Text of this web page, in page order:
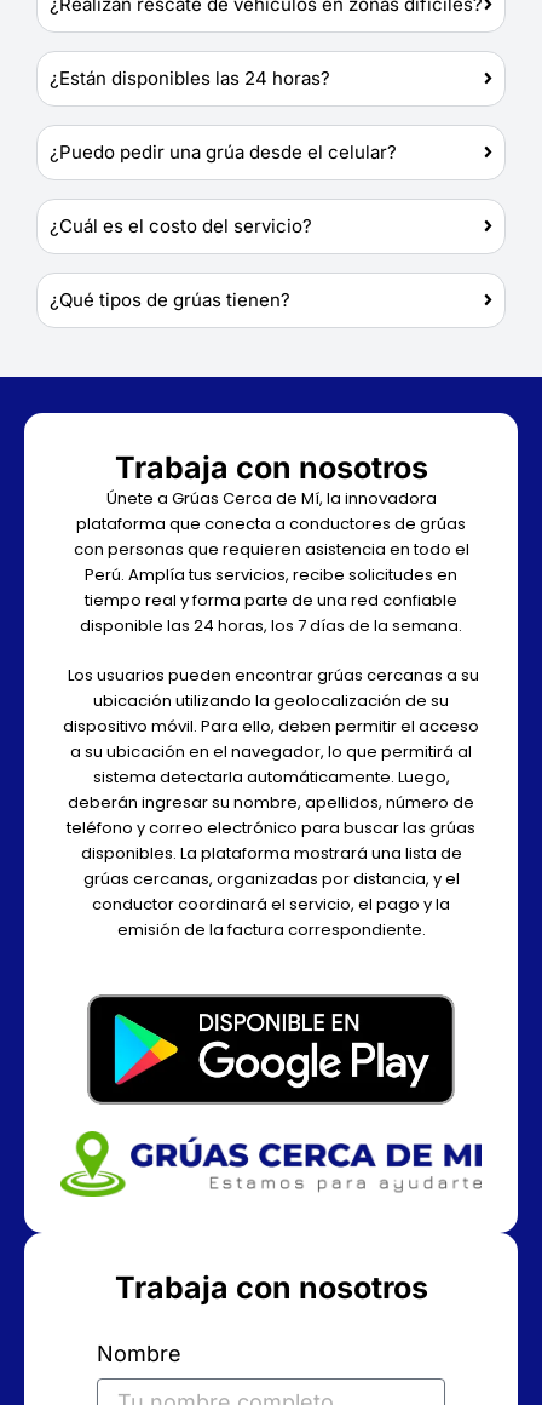
¿Están disponibles las 24 horas?
¿Puedo pedir una grúa desde el celular?
¿Cuál es el costo del servicio?
¿Qué tipos de grúas tienen?
Trabaja con nosotros
Únete a Grúas Cerca de Mí, la innovadora
plataforma que conecta a conductores de grúas
con personas que requieren asistencia en todo el
Perú. Amplía tus servicios, recibe solicitudes en
tiempo real y forma parte de una red confiable
disponible las 24 horas, los 7 días de la semana.
Los usuarios pueden encontrar grúas cercanas a su
ubicación utilizando la geolocalización de su
dispositivo móvil. Para ello, deben permitir el acceso
a su ubicación en el navegador, lo que permitirá al
sistema detectarla automáticamente. Luego,
deberán ingresar su nombre, apellidos, número de
teléfono y correo electrónico para buscar las grúas
disponibles. La plataforma mostrará una lista de
grúas cercanas, organizadas por distancia, y el
conductor coordinará el servicio, el pago y la
emisión de la factura correspondiente.
Trabaja con nosotros
Nombre